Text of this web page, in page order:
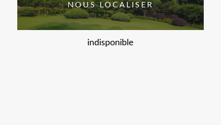
NOUS LOCALISER
indisponible